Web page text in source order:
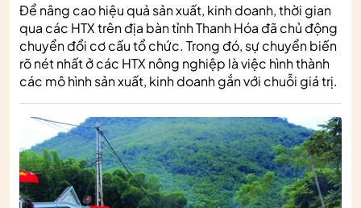
Để nâng cao hiệu quả sản xuất, kinh doanh, thời gian
qua các HTX trên địa bàn tỉnh Thanh Hóa đã chủ động
chuyển đổi cơ cấu tổ chức. Trong đó, sự chuyển biến
rõ nét nhất ở các HTX nông nghiệp là việc hình thành
các mô hình sản xuất, kinh doanh gắn với chuỗi giá trị.